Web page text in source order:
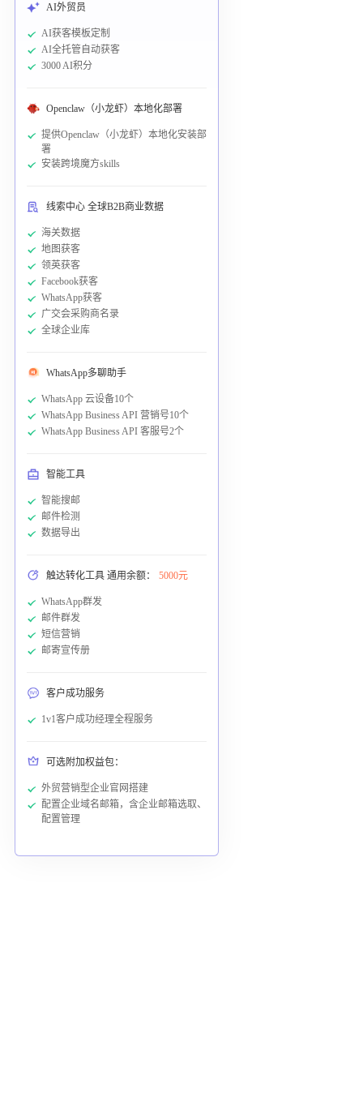
AI外贸员
AI获客模板定制
AI全托管自动获客
3000 AI积分
Openclaw（小龙虾）本地化部署
提供Openclaw（小龙虾）本地化安装部
署
安装跨境魔方skills
线索中心 全球B2B商业数据
海关数据
地图获客
领英获客
Facebook获客
WhatsApp获客
广交会采购商名录
全球企业库
WhatsApp多聊助手
WhatsApp 云设备10个
WhatsApp Business API 营销号10个
WhatsApp Business API 客服号2个
智能工具
智能搜邮
邮件检测
数据导出
触达转化工具 通用余额： 5000元
WhatsApp群发
邮件群发
短信营销
邮寄宣传册
客户成功服务
1v1客户成功经理全程服务
可选附加权益包：
外贸营销型企业官网搭建
配置企业域名邮箱，含企业邮箱选取、
配置管理